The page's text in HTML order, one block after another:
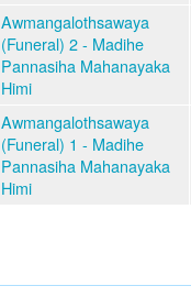
Awmangalothsawaya
(Funeral) 2 - Madihe
Pannasiha Mahanayaka
Himi
Awmangalothsawaya
(Funeral) 1 - Madihe
Pannasiha Mahanayaka
Himi